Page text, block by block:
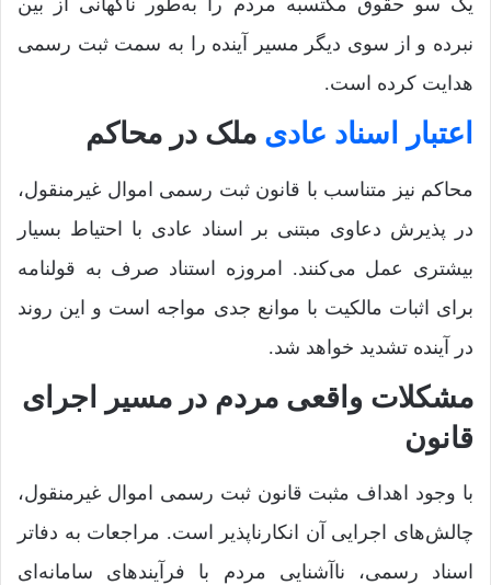
یک سو حقوق مکتسبه مردم را به‌طور ناگهانی از بین
نبرده و از سوی دیگر مسیر آینده را به سمت ثبت رسمی
هدایت کرده است.
اعتبار اسناد عادی ملک در محاکم
محاکم نیز متناسب با قانون ثبت رسمی اموال غیرمنقول،
در پذیرش دعاوی مبتنی بر اسناد عادی با احتیاط بسیار
بیشتری عمل می‌کنند. امروزه استناد صرف به قولنامه
برای اثبات مالکیت با موانع جدی مواجه است و این روند
در آینده تشدید خواهد شد.
مشکلات واقعی مردم در مسیر اجرای
قانون
با وجود اهداف مثبت قانون ثبت رسمی اموال غیرمنقول،
چالش‌های اجرایی آن انکارناپذیر است. مراجعات به دفاتر
اسناد رسمی، ناآشنایی مردم با فرآیندهای سامانه‌ای